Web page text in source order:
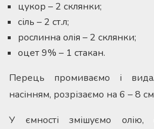
цукор – 2 склянки;
сіль – 2 ст.л;
рослинна олія – 2 склянки;
оцет 9% – 1 стакан.
Перець промиваємо і
насінням, розрізаємо на 6 – 8
У ємності змішуємо олію,